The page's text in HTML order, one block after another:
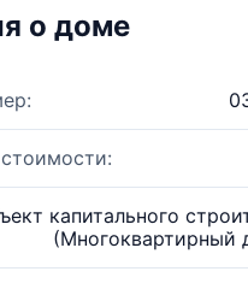
о доме
капитального